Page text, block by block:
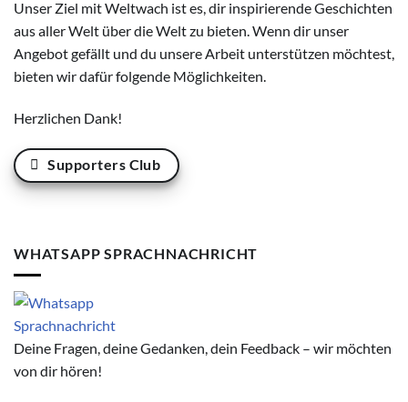
Unser Ziel mit Weltwach ist es, dir inspirierende Geschichten
aus aller Welt über die Welt zu bieten. Wenn dir unser
Angebot gefällt und du unsere Arbeit unterstützen möchtest,
bieten wir dafür folgende Möglichkeiten.
Herzlichen Dank!
Supporters Club
WHATSAPP SPRACHNACHRICHT
Deine Fragen, deine Gedanken, dein Feedback – wir möchten
von dir hören!